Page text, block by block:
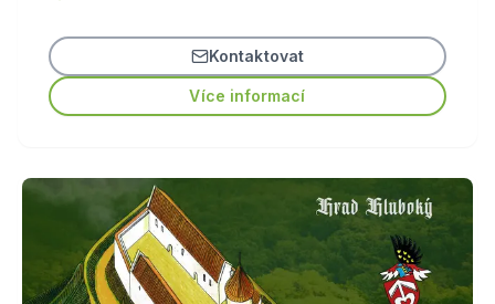
Kontaktovat
Více informací